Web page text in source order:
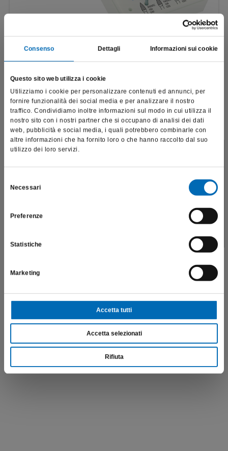
Consenso Dettagli Informazioni sui cookie
Questo sito web utilizza i cookie
Utilizziamo i cookie per personalizzare contenuti ed annunci, per
fornire funzionalità dei social media e per analizzare il nostro
traffico. Condividiamo inoltre informazioni sul modo in cui utilizza il
nostro sito con i nostri partner che si occupano di analisi dei dati
web, pubblicità e social media, i quali potrebbero combinarle con
altre informazioni che ha fornito loro o che hanno raccolto dal suo
utilizzo dei loro servizi.
delNecessari
Preferenze
Statistiche
Marketing
Accetta tutti
Accetta selezionati
Rifiuta
Set per la lucidatura delle ceramiche
4399A
€427,16
Scopri di più
professionali e riporta dati, prodotti e beni sensibili per la
salute e la sicurezza del paziente; pertanto, per visitare il sito,